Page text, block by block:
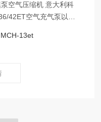
空气压缩机 意大利科
42ET空气充气泵以其
业、航天等领域发挥
奇品牌
MCH-13et